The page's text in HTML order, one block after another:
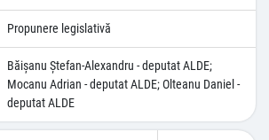
Propunere legislativă
Băişanu Ştefan-Alexandru - deputat ALDE;
Mocanu Adrian - deputat ALDE; Olteanu Daniel -
deputat ALDE